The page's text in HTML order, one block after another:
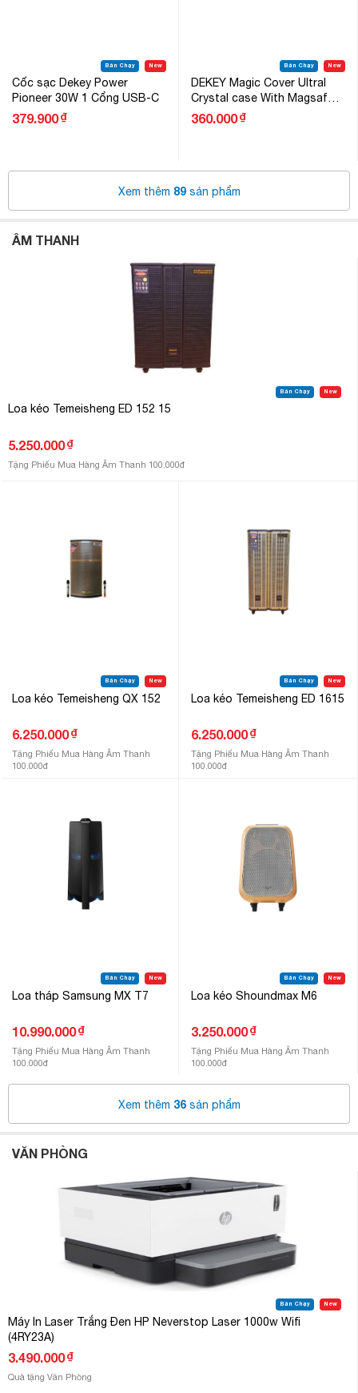
Bán Chạy New
Cốc sạc Dekey Power
Pioneer 30W 1 Cổng USB-C
379.900₫
Bán Chạy New
DEKEY Magic Cover Ultral
Crystal case With Magsafe
for iPhone 17 Promax
360.000₫
Xem thêm 89sản phẩm
ÂM THANH
Bán Chạy New
Loa kéo Temeisheng ED 152 15
5.250.000₫
Tặng Phiếu Mua Hàng Âm Thanh 100.000đ
Bán Chạy New
Loa kéo Temeisheng QX 152
6.250.000₫
Tặng Phiếu Mua Hàng Âm Thanh
100.000đ
Bán Chạy New
Loa kéo Temeisheng ED 1615
6.250.000₫
Tặng Phiếu Mua Hàng Âm Thanh
100.000đ
Bán Chạy New
Loa tháp Samsung MX T7
10.990.000₫
Tặng Phiếu Mua Hàng Âm Thanh
100.000đ
Bán Chạy New
Loa kéo Shoundmax M6
3.250.000₫
Tặng Phiếu Mua Hàng Âm Thanh
100.000đ
Xem thêm 36sản phẩm
VĂN PHÒNG
Bán Chạy New
Máy In Laser Trắng Đen HP Neverstop Laser 1000w Wifi
(4RY23A)
3.490.000₫
Quà tặng Văn Phòng